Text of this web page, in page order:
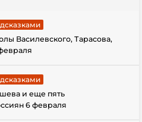
Василевского, Тарасова,
и еще пять
6 февраля